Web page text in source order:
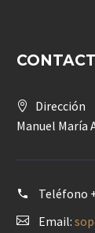
Dirección
Manuel María
Teléfono
Email: